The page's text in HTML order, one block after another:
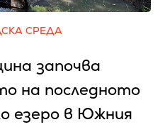
СРЕДА
започва
на последното
езеро в Южния